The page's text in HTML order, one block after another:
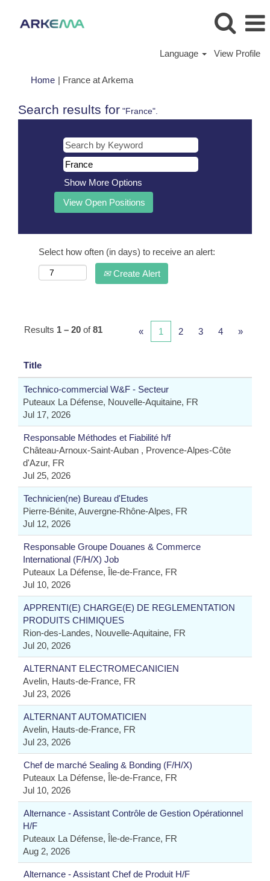
Language View Profile
Home | France at Arkema(current
Search results for "France".
Show More Options
Select how often (in days) to receive an alert:
Create Alert
Results 1 – 20 of81 « 1 2 3 4 »
Title
Technico-commercial W&F - Secteur
Puteaux La Défense, Nouvelle-Aquitaine, FR
Jul 17, 2026
Responsable Méthodes et Fiabilité h/f
Château-Arnoux-Saint-Auban , Provence-Alpes-Côte
d'Azur, FR
Jul 25, 2026
Technicien(ne) Bureau d'Etudes
Pierre-Bénite, Auvergne-Rhône-Alpes, FR
Jul 12, 2026
Responsable Groupe Douanes & Commerce
International (F/H/X) Job
Puteaux La Défense, Île-de-France, FR
Jul 10, 2026
APPRENTI(E) CHARGE(E) DE REGLEMENTATION
PRODUITS CHIMIQUES
Rion-des-Landes, Nouvelle-Aquitaine, FR
Jul 20, 2026
ALTERNANT ELECTROMECANICIEN
Avelin, Hauts-de-France, FR
Jul 23, 2026
ALTERNANT AUTOMATICIEN
Avelin, Hauts-de-France, FR
Jul 23, 2026
Chef de marché Sealing & Bonding (F/H/X)
Puteaux La Défense, Île-de-France, FR
Jul 10, 2026
Alternance - Assistant Contrôle de Gestion Opérationnel
H/F
Puteaux La Défense, Île-de-France, FR
Aug 2, 2026
Alternance - Assistant Chef de Produit H/F